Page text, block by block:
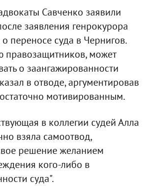
Савченко заявили
заявления генрокурора
переносе суда в Чернигов.
правозащитников, может
о заангажированности
в отводе, аргументировав
мотивированным.
в коллегии судей Алла
взяла самоотвод,
решение желанием
кого-либо в
суда".